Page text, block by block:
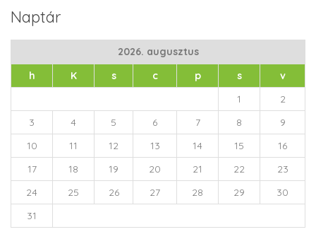
Naptár
2026. augusztus
h
K s c p s
v
1
2
3
4 5 6 7 8
9
10
11 12 13 14 15
16
17
18 19 20 21 22
23
24
25 26 27 28 29
30
31